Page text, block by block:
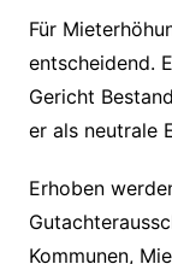
Für
entscheidend.
Gericht
er als neutrale
Erhoben
Kommunen,